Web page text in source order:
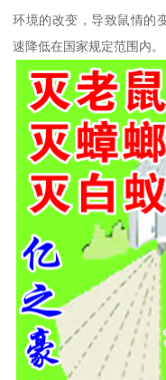
环境的改变，导致鼠情的
速降低在国家规定范围内。